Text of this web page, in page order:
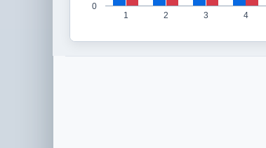
1 2 3 4
0